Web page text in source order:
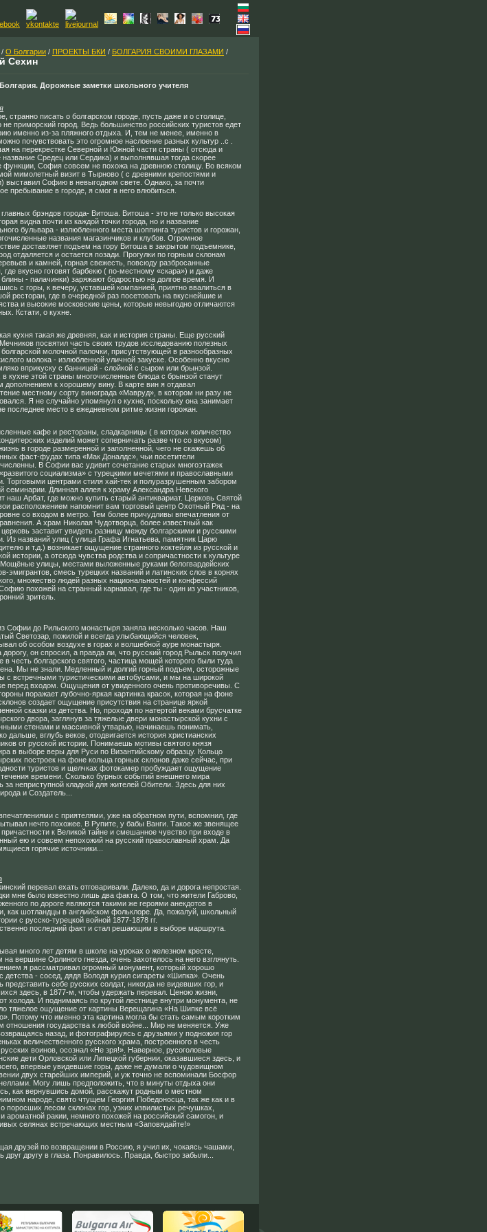
/ О Болгарии / ПРОЕКТЫ БКИ / БОЛГАРИЯ СВОИМИ ГЛАЗАМИ /
Сехин
Дорожные заметки школьного учителя
странно писать о болгарском городе, пусть даже и о столице,
не приморский город. Ведь большинство российских туристов едет
именно из-за пляжного отдыха. И, тем не менее, именно в
почувствовать это огромное наслоение разных культур ..с .
на перекрестке Северной и Южной части страны ( отсюда и
название Средец или Сердика) и выполнявшая тогда скорее
функции, София совсем не похожа на древнюю столицу. Во всяком
мимолетный визит в Тырново ( с древними крепостями и
выставил Софию в невыгодном свете. Однако, за почти
пребывание в городе, я смог в него влюбиться.
брэндов города- Витоша. Витоша - это не только высокая
видна почти из каждой точки города, но и название
бульвара - излюбленного места шоппинга туристов и горожан,
названия магазинчиков и клубов. Огромное
доставляет подъем на гору Витоша в закрытом подъемнике,
отдаляется и остается позади. Прогулки по горным склонам
и камней, горная свежесть, повсюду разбросанные
где вкусно готовят барбекю ( по-местному «скара») и даже
блины - палачинки) заряжают бодростью на долгое время. И
с горы, к вечеру, уставшей компанией, приятно ввалиться в
ресторан, где в очередной раз посетовать на вкуснейшие и
и высокие московские цены, которые невыгодно отличаются
Кстати, о кухне.
кухня такая же древняя, как и история страны. Еще русский
посвятил часть своих трудов исследованию полезных
болгарской молочной палочки, присутствующей в разнообразных
молока - излюбленной уличной закуске. Особенно вкусно
вприкуску с банницей - слойкой с сыром или брынзой.
кухне этой страны многочисленные блюда с брынзой станут
дополнением к хорошему вину. В карте вин я отдавал
местному сорту винограда «Мавруд», в котором ни разу не
Я не случайно упомянул о кухне, поскольку она занимает
последнее место в ежедневном ритме жизни горожан.
кафе и рестораны, сладкарницы ( в которых количество
изделий может соперничать разве что со вкусом)
в городе размеренной и заполненной, чего не скажешь об
фаст-фудах типа «Мак Доналдс», чьи посетители
В Софии вас удивит сочетание старых многоэтажек
социализма» с турецкими мечетями и православными
Торговыми центрами стиля хай-тек и полуразрушенным забором
семинарии. Длинная аллея к храму Александра Невского
наш Арбат, где можно купить старый антиквариат. Церковь Святой
расположением напомнит вам торговый центр Охотный Ряд - на
со входом в метро. Тем более причудливы впечатления от
А храм Николая Чудотворца, более известный как
церковь заставит увидеть разницу между болгарскими и русскими
Из названий улиц ( улица Графа Игнатьева, памятник Царю
и т.д.) возникает ощущение странного коктейля из русской и
истории, а отсюда чувства родства и сопричастности к культуре
улицы, местами выложенные руками белогвардейских
эмигрантов, смесь турецких названий и латинских слов в корнях
множество людей разных национальностей и конфессий
похожей на странный карнавал, где ты - один из участников,
зритель.
Софии до Рильского монастыря заняла несколько часов. Наш
Светозар, пожилой и всегда улыбающийся человек,
об особом воздухе в горах и волшебной ауре монастыря.
дорогу, он спросил, а правда ли, что русский город Рыльск получил
в честь болгарского святого, частица мощей которого были туда
Мы не знали. Медленный и долгий горный подъем, осторожные
с встречными туристическими автобусами, и мы на широкой
перед входом. Ощущения от увиденного очень противоречивы. С
поражает лубочно-яркая картинка красок, которая на фоне
создает ощущение присутствия на странице яркой
сказки из детства. Но, проходя по натертой веками брусчатке
двора, заглянув за тяжелые двери монастырской кухни с
стенами и массивной утварью, начинаешь понимать,
дальше, вглубь веков, отодвигается история христианских
от русской истории. Понимаешь мотивы святого князя
в выборе веры для Руси по Византийскому образцу. Кольцо
построек на фоне кольца горных склонов даже сейчас, при
туристов и щелчках фотокамер пробуждает ощущение
течения времени. Сколько бурных событий внешнего мира
за неприступной кладкой для жителей Обители. Здесь для них
и Создатель...
с приятелями, уже на обратном пути, вспомнил, где
нечто похожее. В Рупите, у бабы Ванги. Такое же звенящее
причастности к Великой тайне и смешанное чувство при входе в
ею и совсем непохожий на русский православный храм. Да
горячие источники...
перевал ехать отговаривали. Далеко, да и дорога непростая.
мне было известно лишь два факта. О том, что жители Габрово,
по дороге являются такими же героями анекдотов в
как шотландцы в английском фольклоре. Да, пожалуй, школьный
с русско-турецкой войной 1877-1878 гг.
последний факт и стал решающим в выборе маршрута.
много лет детям в школе на уроках о железном кресте,
вершине Орлиного гнезда, очень захотелось на него взглянуть.
я рассматривал огромный монумент, который хорошо
детства - сосед, дядя Володя курил сигареты «Шипка». Очень
представить себе русских солдат, никогда не видевших гор, и
здесь, в 1877-м, чтобы удержать перевал. Ценою жизни,
холода. И поднимаясь по крутой лестнице внутри монумента, не
тяжелое ощущение от картины Верещагина «На Шипке всё
Потому что именно эта картина могла бы стать самым коротким
отношения государства к любой войне... Мир не меняется. Уже
назад, и фотографируясь с друзьями у подножия гор
величественного русского храма, построенного в честь
русских воинов, осознал «Не зря!». Наверное, русоголовые
дети Орловской или Липецкой губернии, оказавшиеся здесь, и
впервые увидевшие горы, даже не думали о чудовищном
двух старейших империй, и уж точно не вспоминали Босфор
Могу лишь предположить, что в минуты отдыха они
как вернувшись домой, расскажут родным о местном
народе, свято чтущем Георгия Победоносца, так же как и в
поросших лесом склонах гор, узких извилистых речушках,
и ароматной ракии, немного похожей на российский самогон, и
селянах встречающих местным «Заповядайте!»
друзей по возвращении в Россию, я учил их, чокаясь чашами,
друг другу в глаза. Понравилось. Правда, быстро забыли...